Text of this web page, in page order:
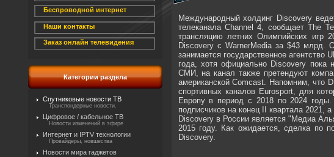
Беспроводной интернет
Наши контакты
Заказ онлайн телевидения
Категории раздела
Спутниковые новости ТВ
Транспондерные новости.
Цифровое / кабельное ТВ
Новости изменений в эфире
Интернет и IPTV технологии
Провайдеры, новшества
Новости мира гаджетов
Международный холдинг Discovery
телеканала Channel 4, сообщает The
трансляцию летних Олимпийских игр
Discovery с WarnerMedia за $43 млрд.
занимается государственное
года, хотя официально Discovery
СМИ, на канал также претендуют
американской Comcast. Напомним, что
спортивных каналов Eurosport, для
Европу в период с 2018 по 2024
подписчиков на конец II квартала
Discovery в России является "Медиа
2015 году. Как ожидается, сделка по
Discovery.